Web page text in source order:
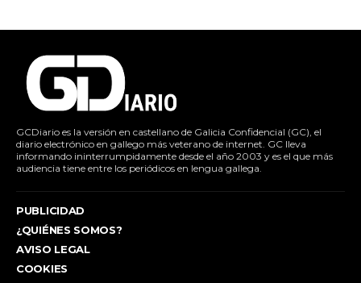
GCDiario es la versión en castellano de Galicia Confidencial (GC), el
diario electrónico en gallego más veterano de internet. GC lleva
informando ininterrumpidamente desde el año 2003 y es el que más
audiencia tiene entre los periódicos en lengua gallega.
PUBLICIDAD
¿QUIÉNES SOMOS?
AVISO LEGAL
COOKIES